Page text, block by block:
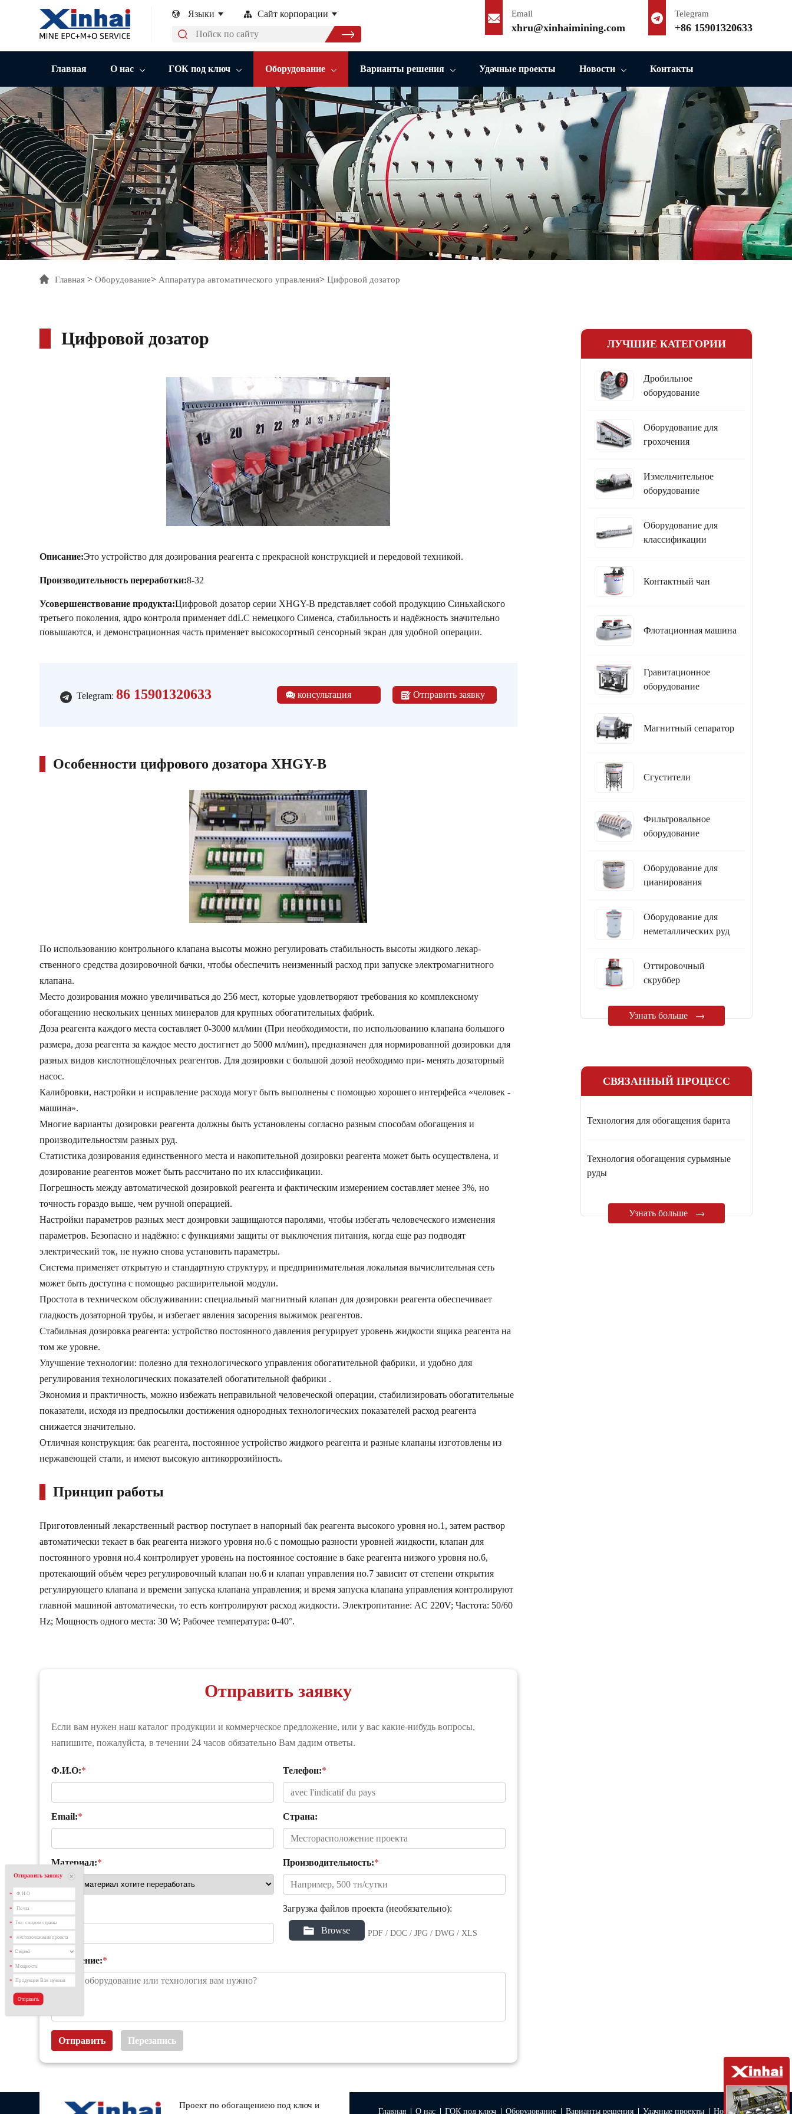
Языки Сайт корпорации Email
xhru@xinhaimining.com
Telegram
+86 15901320633
Главная О нас ГОК под ключ Оборудование Варианты решения Удачные проекты Новости Контакты
Главная >Оборудование> Аппаратура автоматического управления>Цифровой дозатор
Цифровой дозатор
Описание:Это устройство для дозирования реагента с прекрасной конструкцией и передовой техникой.
Производительность переработки:8-32
Усовершенствование продукта:Цифровой дозатор серии XHGY-B представляет собой продукцию Синьхайского
третьего поколения, ядро контроля применяет ddLC немецкого Сименса, стабильность и надёжность значительно
повышаются, и демонстрационная часть применяет высокосортный сенсорный экран для удобной операции.
Telegram:86 15901320633 консультация Отправить заявку
Особенности цифрового дозатора XHGY-B
По использованию контрольного клапана высоты можно регулировать стабильность высоты жидкого лекар-
ственного средства дозировочной бачки, чтобы обеспечить неизменный расход при запуске электромагнитного
клапана.
Место дозирования можно увеличиваться до 256 мест, которые удовлетворяют требования ко комплексному
обогащению нескольких ценных минералов для крупных обогатительных фабриk.
Доза реагента каждого места составляет 0-3000 мл/мин (При необходимости, по использованию клапана большого
размера, доза реагента за каждое место достигнет до 5000 мл/мин), предназначен для нормированной дозировки для
разных видов кислотнощёлочных реагентов. Для дозировки с большой дозой необходимо при- менять дозаторный
насос.
Калибровки, настройки и исправление расхода могут быть выполнены с помощью хорошего интерфейса «человек -
машина».
Многие варианты дозировки реагента должны быть установлены согласно разным способам обогащения и
производительностям разных руд.
Статистика дозирования единственного места и накопительной дозировки реагента может быть осуществлена, и
дозирование реагентов может быть рассчитано по их классификации.
Погрешность между автоматической дозировкой реагента и фактическим измерением составляет менее 3%, но
точность гораздо выше, чем ручной операцией.
Настройки параметров разных мест дозировки защищаются паролями, чтобы избегать человеческого изменения
параметров. Безопасно и надёжно: с функциями защиты от выключения питания, когда еще раз подводят
электрический ток, не нужно снова установить параметры.
Система применяет открытую и стандартную структуру, и предпринимательная локальная вычислительная сеть
может быть доступна с помощью расширительной модули.
Простота в техническом обслуживании: специальный магнитный клапан для дозировки реагента обеспечивает
гладкость дозаторной трубы, и избегает явления засорения выжимок реагентов.
Стабильная дозировка реагента: устройство постоянного давления регурирует уровень жидкости ящика реагента на
том же уровне.
Улучшение технологии: полезно для технологического управления обогатительной фабрики, и удобно для
регулирования технологических показателей обогатительной фабрики .
Экономия и практичность, можно избежать неправильной человеческой операции, стабилизировать обогатительные
показатели, исходя из предпосылки достижения однородных технологических показателей расход реагента
снижается значительно.
Отличная конструкция: бак реагента, постоянное устройство жидкого реагента и разные клапаны изготовлены из
нержавеющей стали, и имеют высокую антикоррозийность.
Принцип работы
Приготовленный лекарственный раствор поступает в напорный бак реагента высокого уровня но.1, затем раствор
автоматически текает в бак реагента низкого уровня но.6 с помощью разности уровней жидкости, клапан для
постоянного уровня но.4 контролирует уровень на постоянное состояние в баке реагента низкого уровня но.6,
протекающий объём через регулировочный клапан но.6 и клапан управления но.7 зависит от степени открытия
регулирующего клапана и времени запуска клапана управления; и время запуска клапана управления контролируют
главной машиной автоматически, то есть контролируют расход жидкости. Электропитание: AC 220V; Частота: 50/60
Hz; Мощность одного места: 30 W; Рабочее температура: 0-40°.
Отправить заявку
Если вам нужен наш каталог продукции и коммерческое предложение, или у вас какие-нибудь вопросы,
напишите, пожалуйста, в течении 24 часов обязательно Вам дадим ответы.
Ф.И.О:* Телефон:*
Email:* Страна:
Материал:* Производительность:*
Загрузка файлов проекта (необязательно):
Browse PDF / DOC / JPG / DWG / XLS
Сообщение:*
ЛУЧШИЕ КАТЕГОРИИ
Дробильное
оборудование
Оборудование для
грохочения
Измельчительное
оборудование
Оборудование для
классификации
Контактный чан
Флотационная машина
Гравитационное
оборудование
Магнитный сепаратор
Сгустители
Фильтровальное
оборудование
Оборудование для
цианирования
Оборудование для
неметаллических руд
Oттировочный
скруббер
Узнать больше
СВЯЗАННЫЙ ПРОЦЕСС
Технология для обогащения барита
Технология обогащения сурьмяные
руды
Узнать больше
Проект по обогащениею под ключ и
Главная О нас ГОК под ключ Оборудование Варианты решения Удачные проекты Новости
Отправить заявку
*
*
*
*
*
*
*